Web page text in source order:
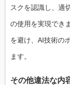
スクを認識し、適
の使用を実現でき
を避け、AI技術の
ます。
その他違法な内